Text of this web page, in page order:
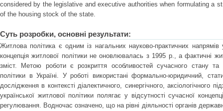
considered by the legislative and executive authorities when formulating a
of the housing stock of the state.
Суть розробки, основні результати:
Житлова політика є одним із нагальних науково-практичних
концепція житлової політики не оновлювалась з 1995 р., а фактичні
зміст. Метою роботи є розкриття особливостей сучасного стану та
політики в Україні. У роботі використані формально-юридичний,
дослідження в контексті діалектичного, синергічного, аксіологічного
української житлової політики полягає у відсутності сучасної
регулювання. Водночас означено, що на рівні діяльності органів